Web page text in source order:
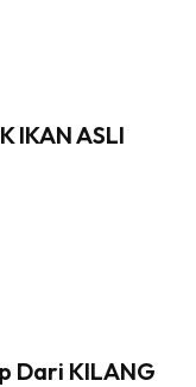
IKAN ASLI
Dari KILANG